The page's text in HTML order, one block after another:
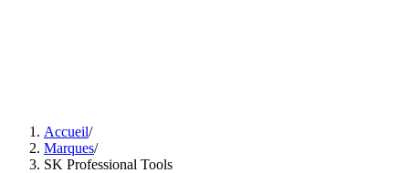
Accueil/
Marques/
SK Professional Tools